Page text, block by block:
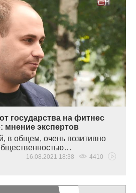
государства на фитнес
мнение экспертов
в общем, очень позитивно
16.08.2021 18:38 4410